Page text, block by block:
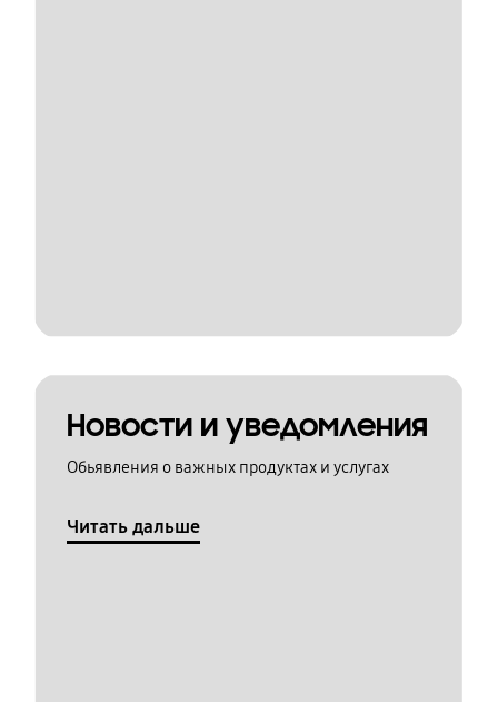
Новости и уведомления
Обьявления о важных продуктах и услугах
Читать дальше